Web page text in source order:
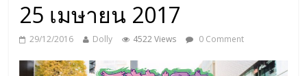
25 เมษายน 2017
29/12/2016 Dolly 4522 Views 0 Comment